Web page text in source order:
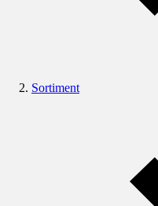
Sortiment